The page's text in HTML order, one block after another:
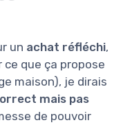
un achat réfléchi,
que ça propose
maison), je dirais
mais pas
de pouvoir